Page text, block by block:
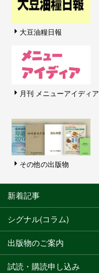
大豆油糧日報
月刊 メニューアイディア
その他の出版物
新着記事
シグナル(コラム)
出版物のご案内
試読・購読申し込み